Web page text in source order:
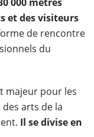
et des visiteurs
de rencontre
du
majeur pour les
arts de la
Il se divise en